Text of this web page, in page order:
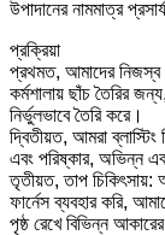
উপাদানের নামমাত্র
প্রক্রিয়া
প্রথমত, আমাদের নিজস্ব
কর্মশালায় ছাঁচ তৈরির
নির্ভুলভাবে তৈরি করে।
দ্বিতীয়ত, আমরা
এবং পরিষ্কার, অভিন্ন
তৃতীয়ত, তাপ চিকিৎসায়:
ফার্নেস ব্যবহার করি,
পৃষ্ঠ রেখে বিভিন্ন